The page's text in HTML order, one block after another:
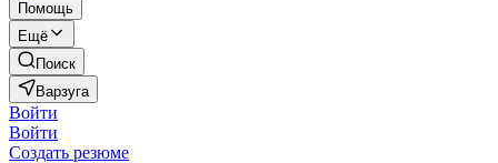
Помощь
Ещё
Поиск
Варзуга
Войти
Войти
Создать резюме